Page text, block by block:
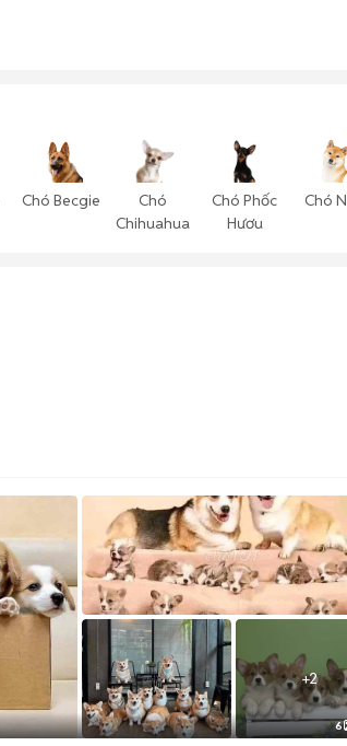
Chó Becgie
Chó
Chihuahua
Chó Phốc
Hươu
Chó
+2
6